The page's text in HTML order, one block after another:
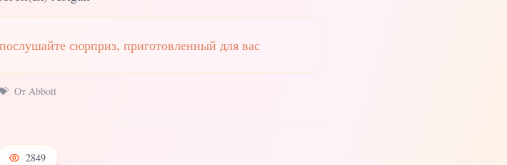
сюрприз, приготовленный для вас
💝 От Abbott
2849